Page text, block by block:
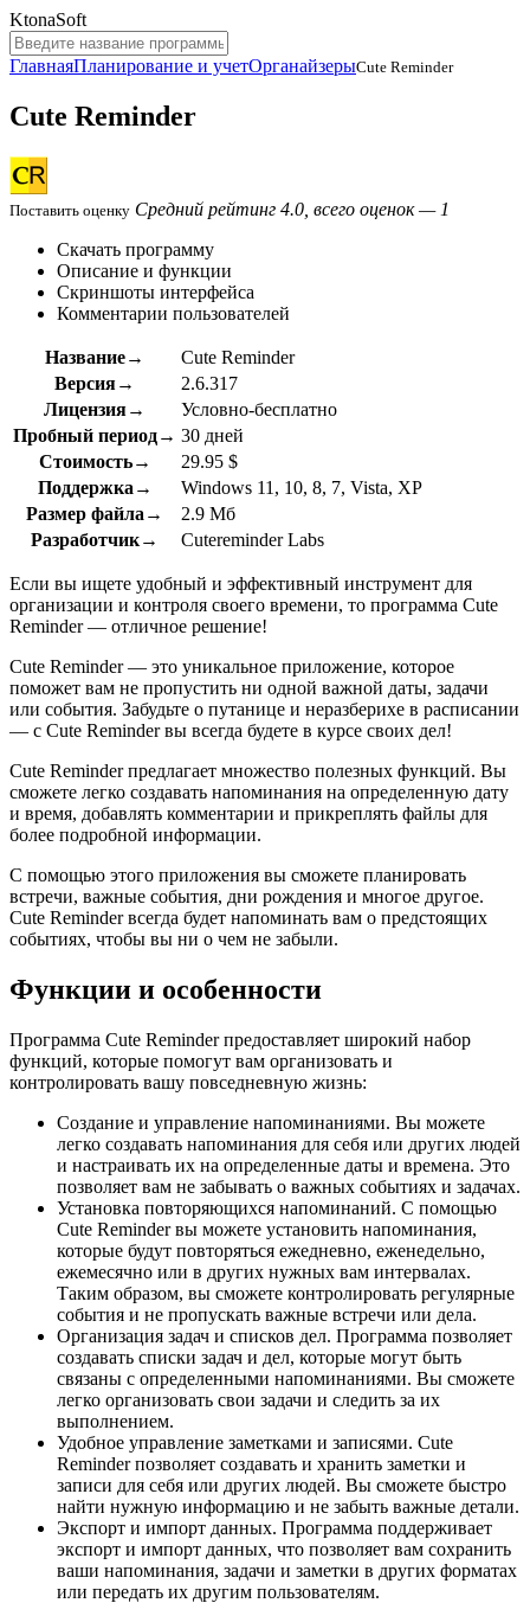
KtonaSoft
ГлавнаяПланирование и учетОрганайзерыCute Reminder
Cute Reminder
Поставить оценку Средний рейтинг 4.0, всего оценок — 1
Скачать программу
Описание и функции
Скриншоты интерфейса
Комментарии пользователей
Название→
Cute Reminder
Версия→
2.6.317
Лицензия→
Условно-бесплатно
Пробный период→ 30 дней
Стоимость→
29.95 $
Поддержка→
Windows 11, 10, 8, 7, Vista, XP
Размер файла→
2.9 Мб
Разработчик→
Cutereminder Labs
Если вы ищете удобный и эффективный инструмент для
организации и контроля своего времени, то программа Cute
Reminder — отличное решение!
Cute Reminder — это уникальное приложение, которое
поможет вам не пропустить ни одной важной даты, задачи
или события. Забудьте о путанице и неразберихе в расписании
— с Cute Reminder вы всегда будете в курсе своих дел!
Cute Reminder предлагает множество полезных функций. Вы
сможете легко создавать напоминания на определенную дату
и время, добавлять комментарии и прикреплять файлы для
более подробной информации.
С помощью этого приложения вы сможете планировать
встречи, важные события, дни рождения и многое другое.
Cute Reminder всегда будет напоминать вам о предстоящих
событиях, чтобы вы ни о чем не забыли.
Функции и особенности
Программа Cute Reminder предоставляет широкий набор
функций, которые помогут вам организовать и
контролировать вашу повседневную жизнь:
Создание и управление напоминаниями. Вы можете
легко создавать напоминания для себя или других людей
и настраивать их на определенные даты и времена. Это
позволяет вам не забывать о важных событиях и задачах.
Установка повторяющихся напоминаний. С помощью
Cute Reminder вы можете установить напоминания,
которые будут повторяться ежедневно, еженедельно,
ежемесячно или в других нужных вам интервалах.
Таким образом, вы сможете контролировать регулярные
события и не пропускать важные встречи или дела.
Организация задач и списков дел. Программа позволяет
создавать списки задач и дел, которые могут быть
связаны с определенными напоминаниями. Вы сможете
легко организовать свои задачи и следить за их
выполнением.
Удобное управление заметками и записями. Cute
Reminder позволяет создавать и хранить заметки и
записи для себя или других людей. Вы сможете быстро
найти нужную информацию и не забыть важные детали.
Экспорт и импорт данных. Программа поддерживает
экспорт и импорт данных, что позволяет вам сохранить
ваши напоминания, задачи и заметки в других форматах
или передать их другим пользователям.